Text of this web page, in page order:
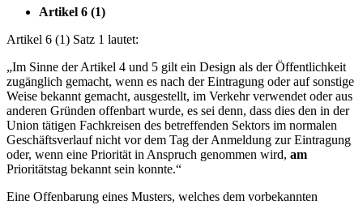
Artikel 6 (1)
Artikel 6 (1) Satz 1 lautet:
„Im Sinne der Artikel 4 und 5 gilt ein Design als der Öffentlichkeit
zugänglich gemacht, wenn es nach der Eintragung oder auf sonstige
Weise bekannt gemacht, ausgestellt, im Verkehr verwendet oder aus
anderen Gründen offenbart wurde, es sei denn, dass dies den in der
Union tätigen Fachkreisen des betreffenden Sektors im normalen
Geschäftsverlauf nicht vor dem Tag der Anmeldung zur Eintragung
oder, wenn eine Priorität in Anspruch genommen wird, am
Prioritätstag bekannt sein konnte.“
Eine Offenbarung eines Musters, welches dem vorbekannten